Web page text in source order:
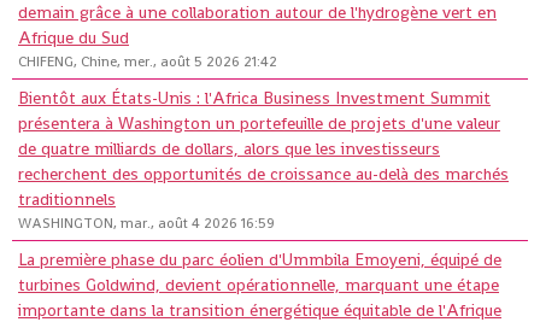
demain grâce à une collaboration autour de l'hydrogène vert en
Afrique du Sud
CHIFENG, Chine, mer., août 5 2026 21:42
Bientôt aux États-Unis : l'Africa Business Investment Summit
présentera à Washington un portefeuille de projets d'une valeur
de quatre milliards de dollars, alors que les investisseurs
recherchent des opportunités de croissance au-delà des marchés
traditionnels
WASHINGTON, mar., août 4 2026 16:59
La première phase du parc éolien d'Ummbila Emoyeni, équipé de
turbines Goldwind, devient opérationnelle, marquant une étape
importante dans la transition énergétique équitable de l'Afrique